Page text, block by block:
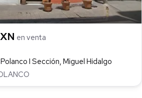
en venta
I Sección, Miguel Hidalgo